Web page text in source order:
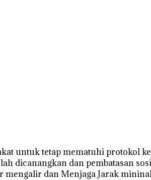
untuk tetap mematuhi protokol
dicanangkan dan pembatasan
dan Menjaga Jarak